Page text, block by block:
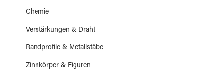
Chemie
Verstärkungen & Draht
Randprofile & Metallstäbe
Zinnkörper & Figuren